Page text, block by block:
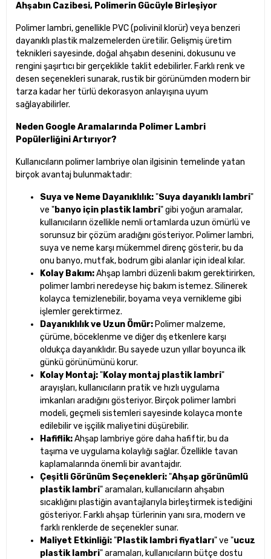
Ahşabın Cazibesi, Polimerin Gücüyle Birleşiyor
Polimer lambri, genellikle PVC (polivinil klorür) veya benzeri
dayanıklı plastik malzemelerden üretilir. Gelişmiş üretim
teknikleri sayesinde, doğal ahşabın desenini, dokusunu ve
rengini şaşırtıcı bir gerçeklikle taklit edebilirler. Farklı renk ve
desen seçenekleri sunarak, rustik bir görünümden modern bir
tarza kadar her türlü dekorasyon anlayışına uyum
sağlayabilirler.
Neden Google Aramalarında Polimer Lambri
Popülerliğini Artırıyor?
Kullanıcıların polimer lambriye olan ilgisinin temelinde yatan
birçok avantaj bulunmaktadır:
Suya ve Neme Dayanıklılık:"Suya dayanıklı lambri"
ve "banyo için plastik lambri" gibi yoğun aramalar,
kullanıcıların özellikle nemli ortamlarda uzun ömürlü ve
sorunsuz bir çözüm aradığını gösteriyor. Polimer lambri,
suya ve neme karşı mükemmel direnç gösterir, bu da
onu banyo, mutfak, bodrum gibi alanlar için ideal kılar.
Kolay Bakım:Ahşap lambri düzenli bakım gerektirirken,
polimer lambri neredeyse hiç bakım istemez. Silinerek
kolayca temizlenebilir, boyama veya vernikleme gibi
işlemler gerektirmez.
Dayanıklılık ve Uzun Ömür: Polimer malzeme,
çürüme, böceklenme ve diğer dış etkenlere karşı
oldukça dayanıklıdır. Bu sayede uzun yıllar boyunca ilk
günkü görünümünü korur.
Kolay Montaj:"Kolay montaj plastik lambri"
arayışları, kullanıcıların pratik ve hızlı uygulama
imkanları aradığını gösteriyor. Birçok polimer lambri
modeli, geçmeli sistemleri sayesinde kolayca monte
edilebilir ve işçilik maliyetini düşürebilir.
Hafiflik:Ahşap lambriye göre daha hafiftir, bu da
taşıma ve uygulama kolaylığı sağlar. Özellikle tavan
kaplamalarında önemli bir avantajdır.
Çeşitli Görünüm Seçenekleri:"Ahşap görünümlü
plastik lambri" aramaları, kullanıcıların ahşabın
sıcaklığını plastiğin avantajlarıyla birleştirmek istediğini
gösteriyor. Farklı ahşap türlerinin yanı sıra, modern ve
farklı renklerde de seçenekler sunar.
Maliyet Etkinliği:"Plastik lambri fiyatları" ve "ucuz
plastik lambri" aramaları, kullanıcıların bütçe dostu